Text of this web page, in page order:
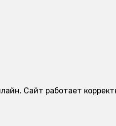
Сайт работает